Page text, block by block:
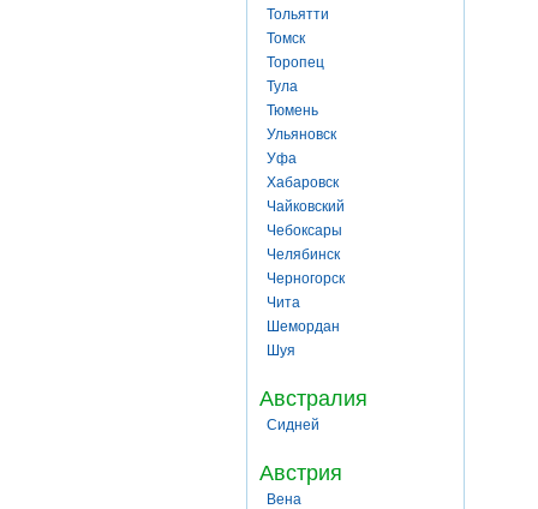
Тольятти
Томск
Торопец
Тула
Тюмень
Ульяновск
Уфа
Хабаровск
Чайковский
Чебоксары
Челябинск
Черногорск
Чита
Шемордан
Шуя
Австралия
Сидней
Австрия
Вена